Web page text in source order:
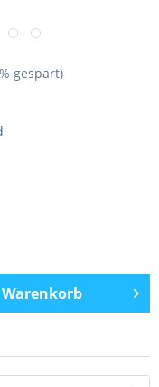
gespart)
Warenkorb